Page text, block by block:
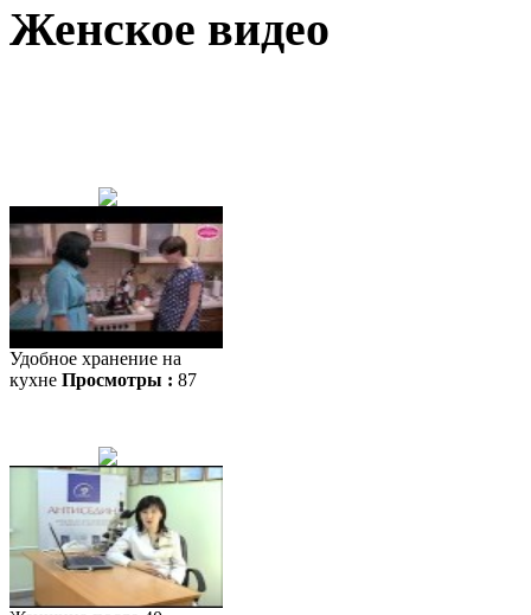
Женское видео
Удобное хранение на
кухне Просмотры : 87